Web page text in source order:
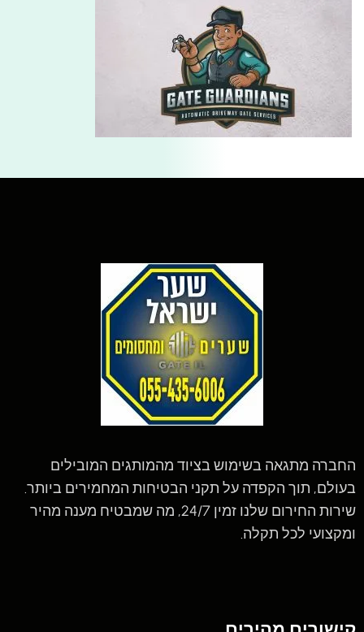
החברה מתגאה בשימוש בציוד מהמותגים המובילים
בעולם, תוך הקפדה על תקני הבטיחות המחמירים ביותר.
שירות החירום שלנו זמין 24/7, מה שמבטיח מענה מהיר
ומקצועי לכל תקלה.